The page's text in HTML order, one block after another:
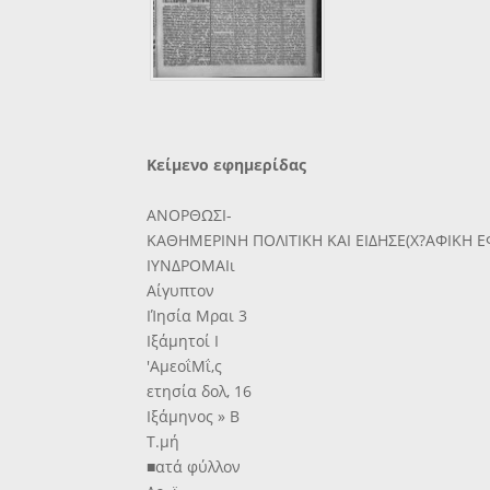
Κείμενο εφημερίδας
ΑΝΟΡΘΩΣΙ-
ΚΑΘΗΜΕΡΙΝΗ ΠΟΛΙΤΙΚΗ ΚΑΙ ΕΙΔΗΣΕ(Χ?ΑΦΙΚΗ
ΙΥΝΔΡΟΜΑΙι
Αίγυπτον
ΙΊησία Μραι 3
Ιξάμητοί Ι
'ΑμεοΐΜΐ,ς
ετησία δολ, 16
Ιξάμηνος » Β
Τ.μή
■ατά φύλλον